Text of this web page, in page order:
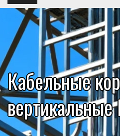
Кабельные